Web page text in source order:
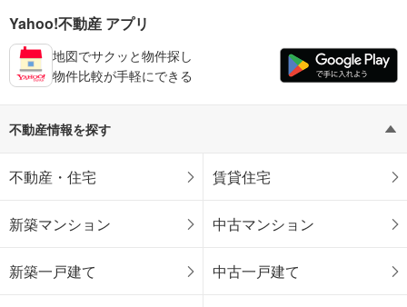
Yahoo!不動産 アプリ
地図でサクッと物件探し
物件比較が手軽にできる
不動産情報を探す
不動産・住宅 賃貸住宅
新築マンション 中古マンション
新築一戸建て 中古一戸建て